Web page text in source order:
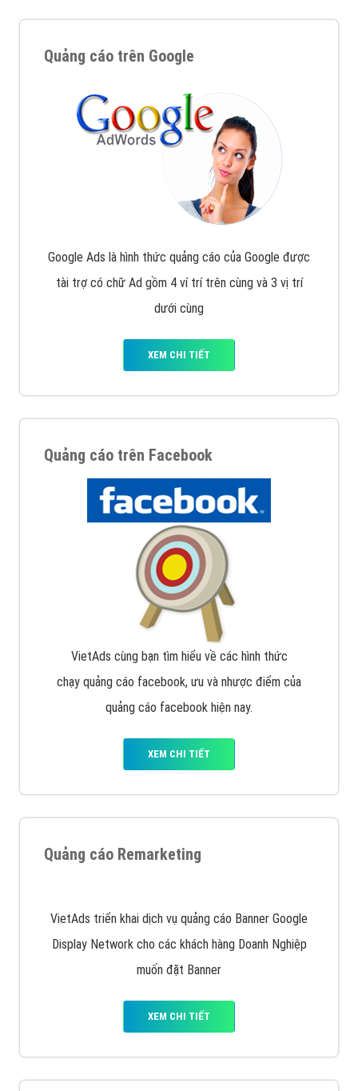
Quảng cáo trên Google
Google Ads là hình thức quảng cáo của Google được
tài trợ có chữ Ad gồm 4 ví trí trên cùng và 3 vị trí
dưới cùng
XEM CHI TIẾT
Quảng cáo trên Facebook
VietAds cùng bạn tìm hiểu về các hình thức
chạy quảng cáo facebook, ưu và nhược điểm của
quảng cáo facebook hiện nay.
XEM CHI TIẾT
Quảng cáo Remarketing
VietAds triển khai dịch vụ quảng cáo Banner Google
Display Network cho các khách hàng Doanh Nghiệp